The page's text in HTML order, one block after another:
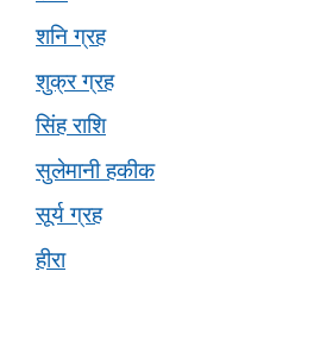
शनि ग्रह
शुक्र ग्रह
सिंह राशि
सुलेमानी हकीक
सूर्य ग्रह
हीरा